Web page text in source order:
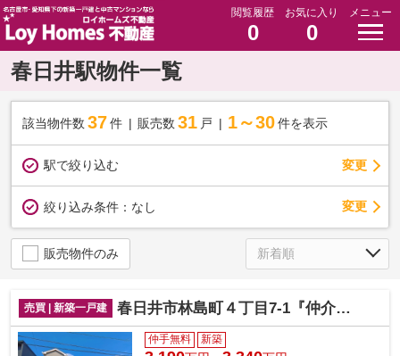
閲覧履歴
0
お気に入り
0
メニュー
春日井駅物件一覧
該当物件数 37件 販売数 31 戸 1～30 件を表示
駅で絞り込む 変更
絞り込み条件： なし 変更
販売物件のみ
売買 | 新築一戸建 春日井市林島町４丁目7-1『仲介料無料』新築戸建て
仲手無料 新築